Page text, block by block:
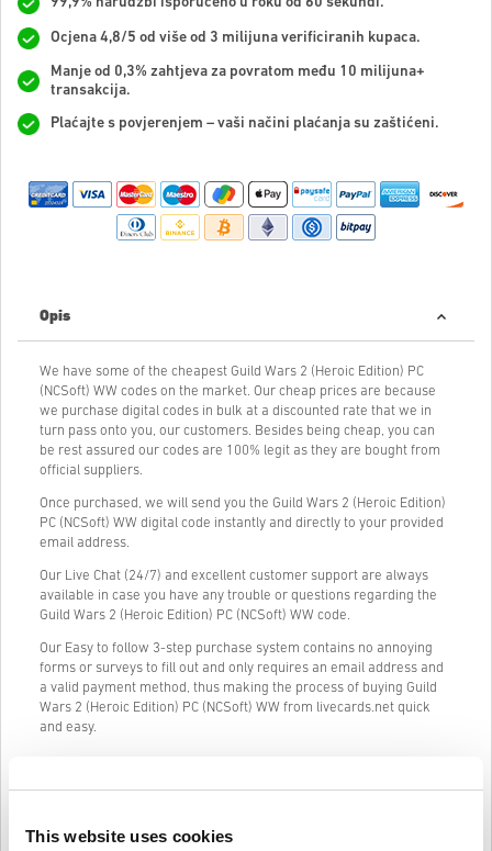
This website uses cookies
Ocjena 4,8/5 od više od 3 milijuna verificiranih kupaca.
Manje od 0,3% zahtjeva za povratom među 10 milijuna+
transakcija.
Plaćajte s povjerenjem – vaši načini plaćanja su zaštićeni.
Opis
We have some of the cheapest Guild Wars 2 (Heroic Edition) PC
(NCSoft) WW codes on the market. Our cheap prices are because
we purchase digital codes in bulk at a discounted rate that we in
turn pass onto you, our customers. Besides being cheap, you can
be rest assured our codes are 100% legit as they are bought from
official suppliers.
Once purchased, we will send you the Guild Wars 2 (Heroic Edition)
PC (NCSoft) WW digital code instantly and directly to your provided
email address.
Our Live Chat (24/7) and excellent customer support are always
available in case you have any trouble or questions regarding the
Guild Wars 2 (Heroic Edition) PC (NCSoft) WW code.
Our Easy to follow 3-step purchase system contains no annoying
forms or surveys to fill out and only requires an email address and
a valid payment method, thus making the process of buying Guild
Wars 2 (Heroic Edition) PC (NCSoft) WW from livecards.net quick
and easy.